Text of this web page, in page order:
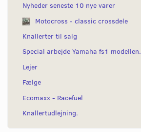
Nyheder seneste 10 nye varer
Motocross - classic crossdele
Knallerter til salg
Special arbejde Yamaha fs1 modellen.
Lejer
Fælge
Ecomaxx - Racefuel
Knallertudlejning.